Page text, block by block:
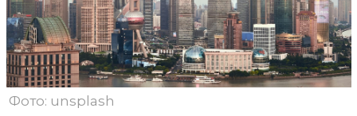
Фото: unsplash